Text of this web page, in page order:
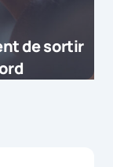
de sortir